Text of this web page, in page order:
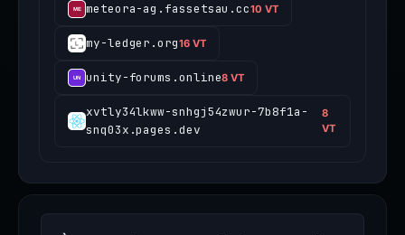
meteora-ag.fassetsau.cc10 VT
my-ledger.org16 VT
unity-forums.online8 VT
xvtly34lkww-snhgj54zwur-7b8f1a-
snq03x.pages.dev
8
VT